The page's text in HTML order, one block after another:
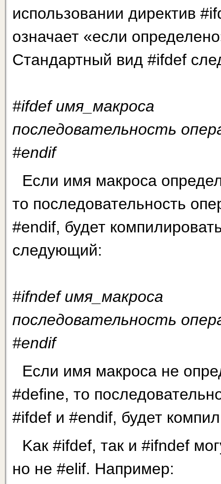
использовании директив
означает «если
Стандартный вид #ifdef
#ifdef имя_макроса
последовательность
#endif
Если имя макроса
то последовательность
#endif, будет
следующий:
#ifndef имя_макроса
последовательность
#endif
Если имя макроса не
#define, то
#ifdef и #endif, будет
Kaк #ifdef, так и #ifndef
но нe #elif. Например: